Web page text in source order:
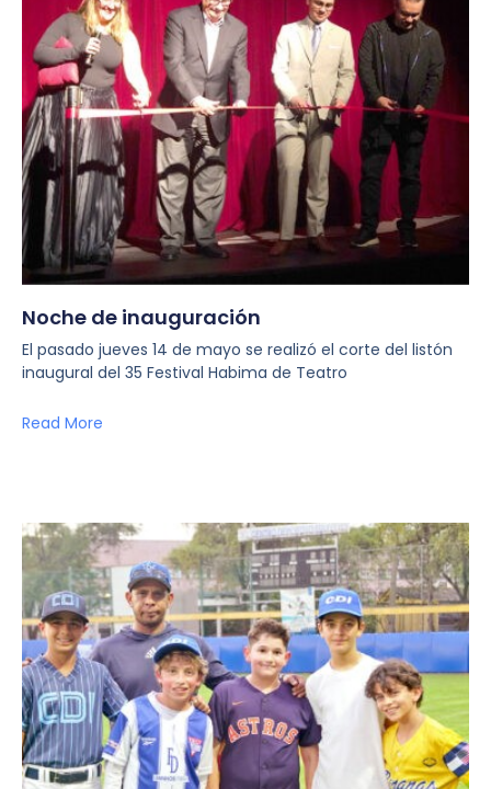
Noche de inauguración
El pasado jueves 14 de mayo se realizó el corte del listón
inaugural del 35 Festival Habima de Teatro
Read More